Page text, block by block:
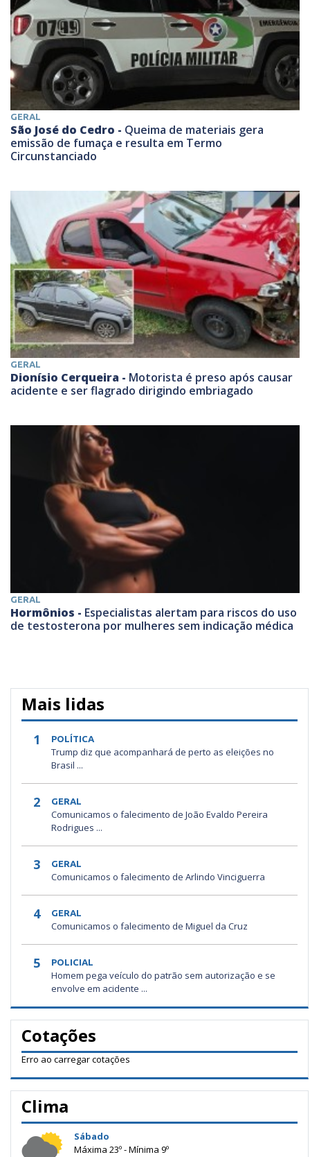
GERAL
São José do Cedro - Queima de materiais gera
emissão de fumaça e resulta em Termo
Circunstanciado
GERAL
Dionísio Cerqueira - Motorista é preso após causar
acidente e ser flagrado dirigindo embriagado
GERAL
Hormônios - Especialistas alertam para riscos do uso
de testosterona por mulheres sem indicação médica
Mais lidas
1 POLÍTICA
Trump diz que acompanhará de perto as eleições no
Brasil ...
2 GERAL
Comunicamos o falecimento de João Evaldo Pereira
Rodrigues ...
3 GERAL
Comunicamos o falecimento de Arlindo Vinciguerra
4 GERAL
Comunicamos o falecimento de Miguel da Cruz
5 POLICIAL
Homem pega veículo do patrão sem autorização e se
envolve em acidente ...
Cotações
Erro ao carregar cotações
Clima
Sábado
Máxima 23º - Mínima 9º